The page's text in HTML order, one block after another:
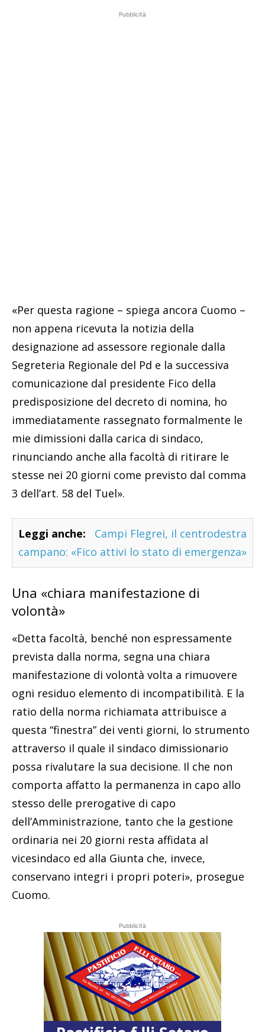
Pubblicità
«Per questa ragione – spiega ancora Cuomo –
non appena ricevuta la notizia della
designazione ad assessore regionale dalla
Segreteria Regionale del Pd e la successiva
comunicazione dal presidente Fico della
predisposizione del decreto di nomina, ho
immediatamente rassegnato formalmente le
mie dimissioni dalla carica di sindaco,
rinunciando anche alla facoltà di ritirare le
stesse nei 20 giorni come previsto dal comma
3 dell’art. 58 del Tuel».
Leggi anche:
Campi Flegrei, il centrodestra
campano: «Fico attivi lo stato di emergenza»
Una «chiara manifestazione di
volontà»
«Detta facoltà, benché non espressamente
prevista dalla norma, segna una chiara
manifestazione di volontà volta a rimuovere
ogni residuo elemento di incompatibilità. E la
ratio della norma richiamata attribuisce a
questa “finestra” dei venti giorni, lo strumento
attraverso il quale il sindaco dimissionario
possa rivalutare la sua decisione. Il che non
comporta affatto la permanenza in capo allo
stesso delle prerogative di capo
dell’Amministrazione, tanto che la gestione
ordinaria nei 20 giorni resta affidata al
vicesindaco ed alla Giunta che, invece,
conservano integri i propri poteri», prosegue
Cuomo.
Pubblicità